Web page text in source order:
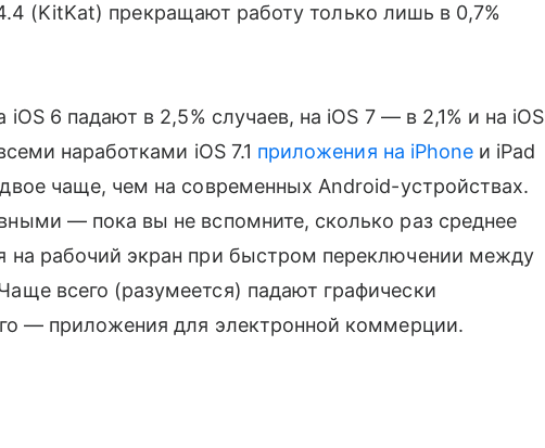
(KitKat) прекращают работу только лишь в 0,7%
6 падают в 2,5% случаев, на iOS 7 — в 2,1% и на iOS
наработками iOS 7.1 приложения на iPhone и iPad
чаще, чем на современных Android-устройствах.
— пока вы не вспомните, сколько раз среднее
на рабочий экран при быстром переключении между
всего (разумеется) падают графически
— приложения для электронной коммерции.